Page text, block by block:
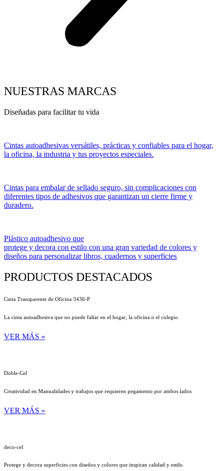
NUESTRAS MARCAS
Diseñadas para facilitar tu vida
Cintas autoadhesivas versátiles, prácticas y confiables para el hogar,
la oficina, la industria y tus proyectos especiales.
Cintas para embalar de sellado seguro, sin complicaciones con
diferentes tipos de adhesivos que garantizan un cierre firme y
duradero.
Plástico autoadhesivo que
protege y decora con estilo con una gran variedad de colores y
diseños para personalizar libros, cuadernos y superficies
PRODUCTOS DESTACADOS
Cinta Transparente de Oficina 3436-P
La cinta autoadhesiva que no puede faltar en el hogar, la oficina o el colegio.
VER MÁS »
Doble-Cel
Creatividad en Manualidades y trabajos que requieren pegamento por ambos lados
VER MÁS »
deco-cel
Protege y decora superficies con diseños y colores que inspiran calidad y estilo.